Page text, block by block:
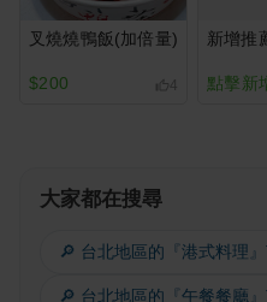
叉燒燒鴨飯(加倍量)
$200
新增推
點擊新
大家都在搜尋
🔎 台北地區的『港式料理』
🔎 台北地區的『午餐餐廳』